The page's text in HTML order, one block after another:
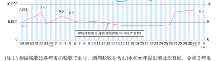
(注１) 相続税収は各年度の税収であり、贈与税収を含む(令和元年度以前は決算額、令和２年度